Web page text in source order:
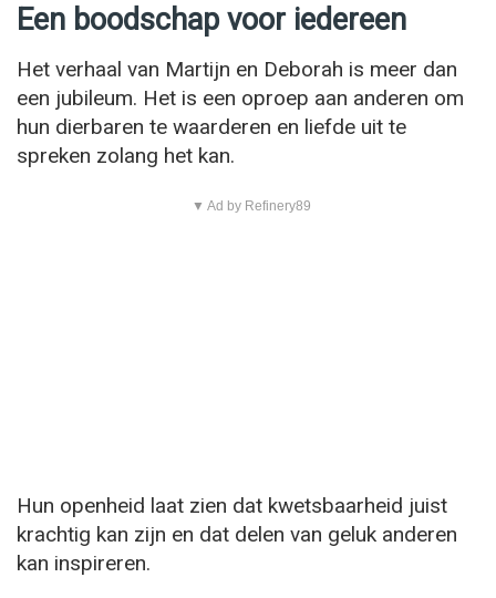
Een boodschap voor iedereen
Het verhaal van Martijn en Deborah is meer dan
een jubileum. Het is een oproep aan anderen om
hun dierbaren te waarderen en liefde uit te
spreken zolang het kan.
▼ Ad by Refinery89
Hun openheid laat zien dat kwetsbaarheid juist
krachtig kan zijn en dat delen van geluk anderen
kan inspireren.